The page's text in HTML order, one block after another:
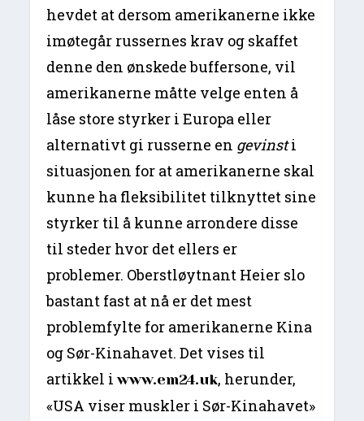
hevdet at dersom amerikanerne ikke
imøtegår russernes krav og skaffet
denne den ønskede buffersone, vil
amerikanerne måtte velge enten å
låse store styrker i Europa eller
alternativt gi russerne en gevinsti
situasjonen for at amerikanerne skal
kunne ha fleksibilitet tilknyttet sine
styrker til å kunne arrondere disse
til steder hvor det ellers er
problemer. Oberstløytnant Heier slo
bastant fast at nå er det mest
problemfylte for amerikanerne Kina
og Sør-Kinahavet. Det vises til
artikkel iwww.em24.uk, herunder,
«USA viser muskler i Sør-Kinahavet»